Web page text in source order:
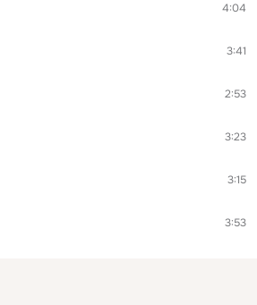
4:04
3:41
2:53
3:23
3:15
3:53